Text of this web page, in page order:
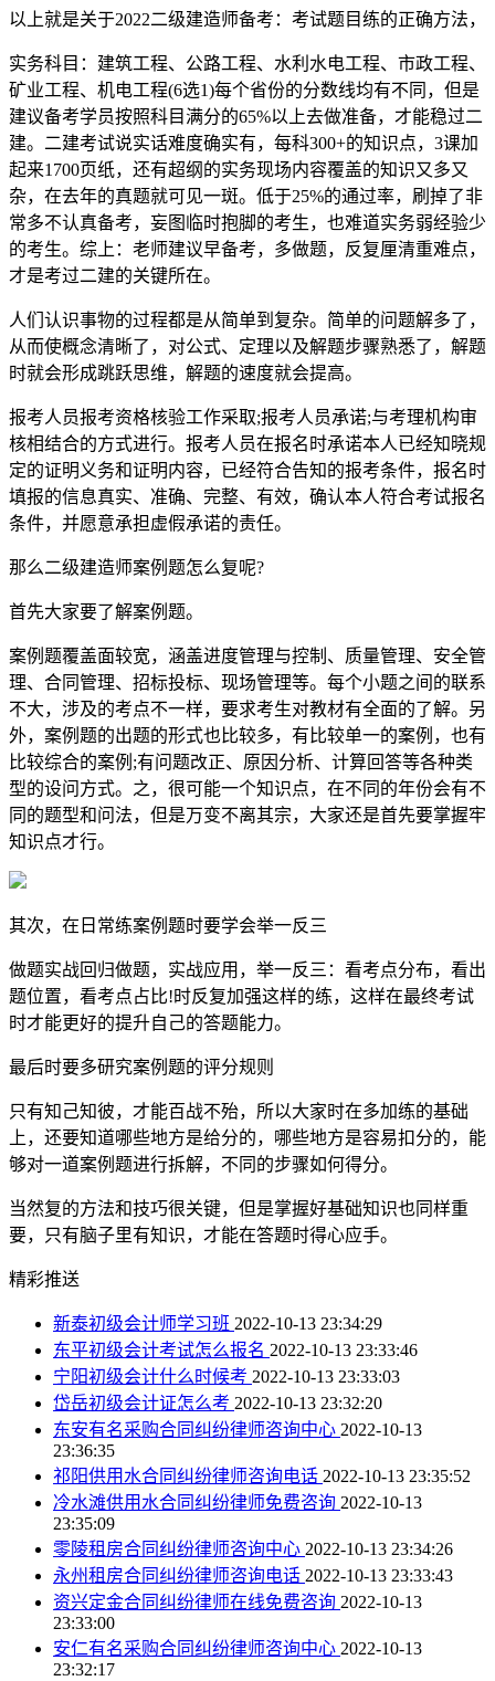
以上就是关于2022二级建造师备考：考试题目练的正确方法，
实务科目：建筑工程、公路工程、水利水电工程、市政工程、
矿业工程、机电工程(6选1)每个省份的分数线均有不同，但是
建议备考学员按照科目满分的65%以上去做准备，才能稳过二
建。二建考试说实话难度确实有，每科300+的知识点，3课加
起来1700页纸，还有超纲的实务现场内容覆盖的知识又多又
杂，在去年的真题就可见一斑。低于25%的通过率，刷掉了非
常多不认真备考，妄图临时抱脚的考生，也难道实务弱经验少
的考生。综上：老师建议早备考，多做题，反复厘清重难点，
才是考过二建的关键所在。
人们认识事物的过程都是从简单到复杂。简单的问题解多了，
从而使概念清晰了，对公式、定理以及解题步骤熟悉了，解题
时就会形成跳跃思维，解题的速度就会提高。
报考人员报考资格核验工作采取;报考人员承诺;与考理机构审
核相结合的方式进行。报考人员在报名时承诺本人已经知晓规
定的证明义务和证明内容，已经符合告知的报考条件，报名时
填报的信息真实、准确、完整、有效，确认本人符合考试报名
条件，并愿意承担虚假承诺的责任。
那么二级建造师案例题怎么复呢?
首先大家要了解案例题。
案例题覆盖面较宽，涵盖进度管理与控制、质量管理、安全管
理、合同管理、招标投标、现场管理等。每个小题之间的联系
不大，涉及的考点不一样，要求考生对教材有全面的了解。另
外，案例题的出题的形式也比较多，有比较单一的案例，也有
比较综合的案例;有问题改正、原因分析、计算回答等各种类
型的设问方式。之，很可能一个知识点，在不同的年份会有不
同的题型和问法，但是万变不离其宗，大家还是首先要掌握牢
知识点才行。
其次，在日常练案例题时要学会举一反三
做题实战回归做题，实战应用，举一反三：看考点分布，看出
题位置，看考点占比!时反复加强这样的练，这样在最终考试
时才能更好的提升自己的答题能力。
最后时要多研究案例题的评分规则
只有知己知彼，才能百战不殆，所以大家时在多加练的基础
上，还要知道哪些地方是给分的，哪些地方是容易扣分的，能
够对一道案例题进行拆解，不同的步骤如何得分。
当然复的方法和技巧很关键，但是掌握好基础知识也同样重
要，只有脑子里有知识，才能在答题时得心应手。
精彩推送
新泰初级会计师学习班 2022-10-13 23:34:29
东平初级会计考试怎么报名 2022-10-13 23:33:46
宁阳初级会计什么时候考 2022-10-13 23:33:03
岱岳初级会计证怎么考 2022-10-13 23:32:20
东安有名采购合同纠纷律师咨询中心 2022-10-13
23:36:35
祁阳供用水合同纠纷律师咨询电话 2022-10-13 23:35:52
冷水滩供用水合同纠纷律师免费咨询 2022-10-13
23:35:09
零陵租房合同纠纷律师咨询中心 2022-10-13 23:34:26
永州租房合同纠纷律师咨询电话 2022-10-13 23:33:43
资兴定金合同纠纷律师在线免费咨询 2022-10-13
23:33:00
安仁有名采购合同纠纷律师咨询中心 2022-10-13
23:32:17